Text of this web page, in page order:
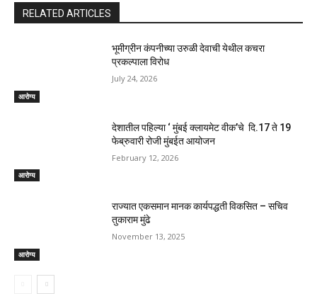
RELATED ARTICLES
आरोग्य
भूमीग्रीन कंपनीच्या उरुळी देवाची येथील कचरा
प्रकल्पाला विरोध
July 24, 2026
आरोग्य
देशातील पहिल्या ‘ मुंबई क्लायमेट वीक’चे दि.17 ते 19
फेब्रुवारी रोजी मुंबईत आयोजन
February 12, 2026
आरोग्य
राज्यात एकसमान मानक कार्यपद्धती विकसित – सचिव
तुकाराम मुंढे
November 13, 2025